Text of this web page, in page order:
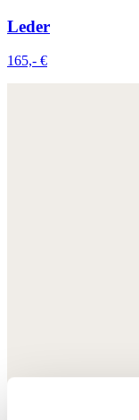
Leder
165,- €